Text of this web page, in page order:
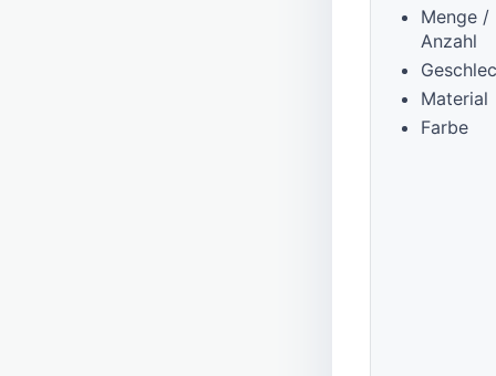
Menge /
Anzahl
Material
Farbe